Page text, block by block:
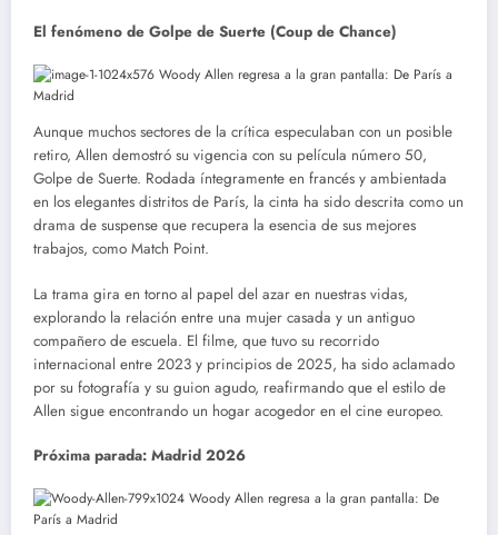
El fenómeno de Golpe de Suerte (Coup de Chance)
Aunque muchos sectores de la crítica especulaban con un posible
retiro, Allen demostró su vigencia con su película número 50,
Golpe de Suerte. Rodada íntegramente en francés y ambientada
en los elegantes distritos de París, la cinta ha sido descrita como un
drama de suspense que recupera la esencia de sus mejores
trabajos, como Match Point.
La trama gira en torno al papel del azar en nuestras vidas,
explorando la relación entre una mujer casada y un antiguo
compañero de escuela. El filme, que tuvo su recorrido
internacional entre 2023 y principios de 2025, ha sido aclamado
por su fotografía y su guion agudo, reafirmando que el estilo de
Allen sigue encontrando un hogar acogedor en el cine europeo.
Próxima parada: Madrid 2026